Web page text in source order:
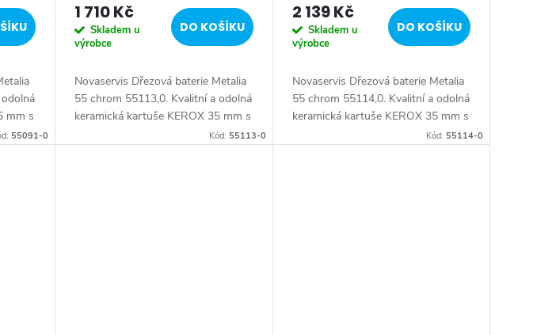
mm s
55091-0
1 710 Kč
Skladem u
výrobce
DO KOŠÍKU
Novaservis Dřezová baterie Metalia
55 chrom 55113,0. Kvalitní a odolná
keramická kartuše KEROX 35 mm s
prodlouženou zárukou 7 let.Kód: 55113-0
2 139 Kč
Skladem u
výrobce
DO KOŠÍKU
Novaservis Dřezová baterie Metalia
55 chrom 55114,0. Kvalitní a odolná
keramická kartuše KEROX 35 mm s
prodlouženou zárukou 7 let.Kód: 55114-0